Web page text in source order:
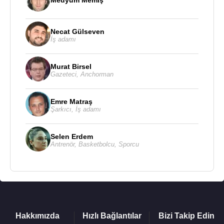
Kaynak:Biyografiler.com
Necat Gülseven
İş adamı
Murat Birsel
Gazeteci Anchorman
Emre Matraş
Şarkıcı İş adamı
Selen Erdem
Antrenör, Basketbolcu Sporcu
Hakkımızda Hızlı Bağlantılar Bizi Takip Edin